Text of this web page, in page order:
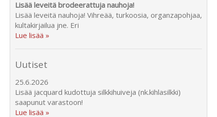
Lisää leveitä brodeerattuja nauhoja!
Lisää leveitä nauhoja! Vihreää, turkoosia, organzapohjaa,
kultakirjailua jne. Eri
Lue lisää »
Uutiset
25.6.2026
Lisää jacquard kudottuja silkkihuiveja (nk.kihlasilkki)
saapunut varastoon!
Lue lisää »